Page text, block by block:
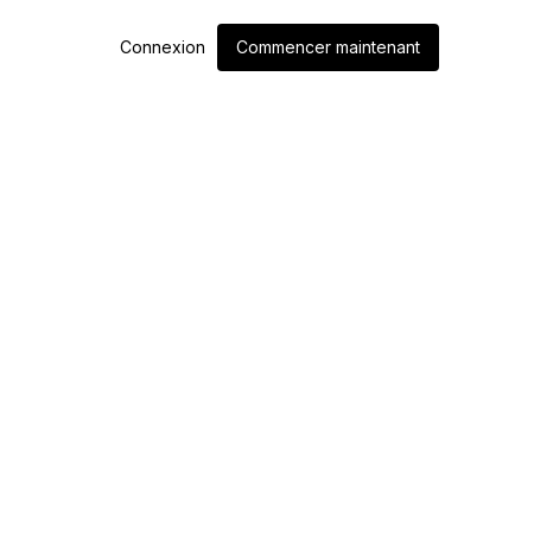
Connexion Commencer maintenant